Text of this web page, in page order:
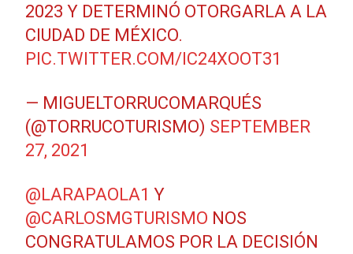
2023 Y DETERMINÓ OTORGARLA A LA
CIUDAD DE MÉXICO.
PIC.TWITTER.COM/IC24XOOT31
— MIGUELTORRUCOMARQUÉS
(@TORRUCOTURISMO) SEPTEMBER
27, 2021
@LARAPAOLA1 Y
@CARLOSMGTURISMO NOS
CONGRATULAMOS POR LA DECISIÓN